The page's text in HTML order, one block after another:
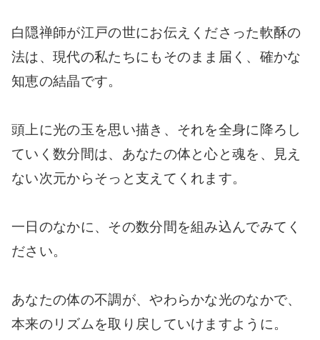
白隠禅師が江戸の世にお伝えくださった軟酥の
法は、現代の私たちにもそのまま届く、確かな
知恵の結晶です。
頭上に光の玉を思い描き、それを全身に降ろし
ていく数分間は、あなたの体と心と魂を、見え
ない次元からそっと支えてくれます。
一日のなかに、その数分間を組み込んでみてく
ださい。
あなたの体の不調が、やわらかな光のなかで、
本来のリズムを取り戻していけますように。